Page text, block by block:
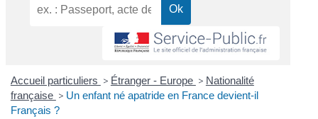
Accueil particuliers > Étranger - Europe > Nationalité
française > Un enfant né apatride en France devient-il
Français ?